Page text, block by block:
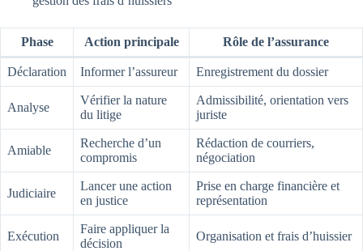
Phase Action principale Rôle de l’assurance
Déclaration Informer l’assureur Enregistrement du dossier
Analyse
Vérifier la nature
du litige
Admissibilité, orientation vers
juriste
Amiable
Recherche d’un
compromis
Rédaction de courriers,
négociation
Judiciaire
Lancer une action
en justice
Prise en charge financière et
représentation
Exécution
Faire appliquer la
décision
Organisation et frais d’huissier